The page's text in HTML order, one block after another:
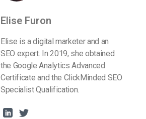
Elise Furon
Elise is a digital marketer and an
SEO expert. In 2019, she obtained
the Google Analytics Advanced
Certificate and the ClickMinded SEO
Specialist Qualification.